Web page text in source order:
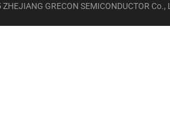
GRECON SEMICONDUCTOR